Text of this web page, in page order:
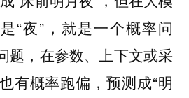
“夜”，就是一个概率问
题，在参数、上下文或采
有概率跑偏，预测成“明